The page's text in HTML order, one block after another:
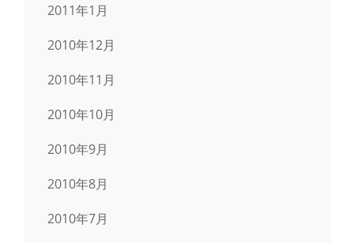
2011年1月
2010年12月
2010年11月
2010年10月
2010年9月
2010年8月
2010年7月